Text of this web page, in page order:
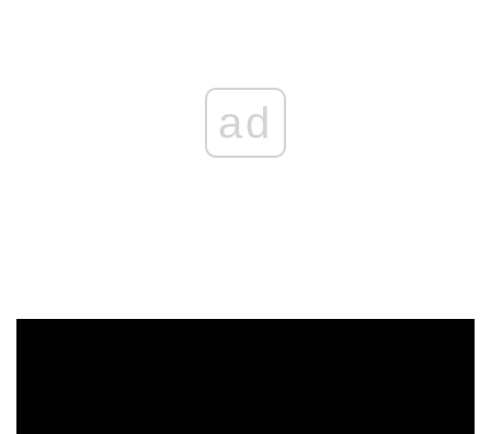
ad